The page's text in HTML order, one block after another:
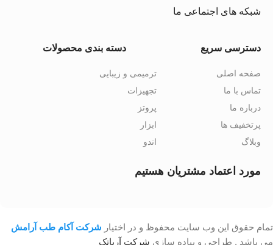
شبکه های اجتماعی ما
دسترسی سریع
صفحه اصلی
تماس با ما
درباره ما
پرتخفیف ها
وبلاگ
دسته بندی محصولات
ترمیمی و زیبایی
تجهیزات
پروتز
ابزار
اندو
مورد اعتماد مشتریان هستیم
تمام حقوق این وب سایت محفوظ و در اختیار شرکت آکام طب آرامش
می باشد . طراحی و پیاده سازی شرکت آریاتک